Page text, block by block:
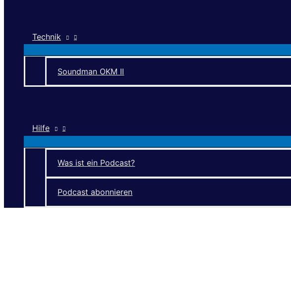
Technik
Soundman OKM II
Hilfe
Was ist ein Podcast?
Podcast abonnieren